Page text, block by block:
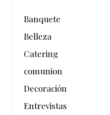
Banquete
Belleza
Catering
comunion
Decoración
Entrevistas